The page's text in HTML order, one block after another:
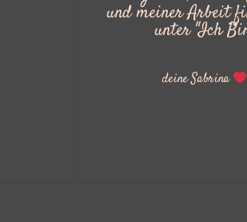
und meiner Arbeit
unter "Ich
deine Sabrina